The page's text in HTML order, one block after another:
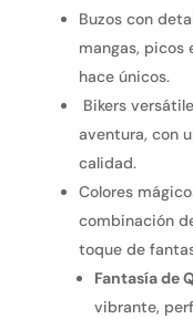
Buzos con
mangas, picos
hace únicos.
Bikers
aventura, con
calidad.
Colores
combinación
toque de
Fantasía de
vibrante,